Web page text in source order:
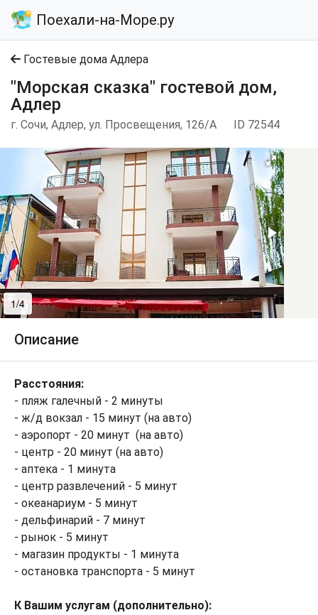
Поехали-на-Море.ру
Гостевые дома Адлера
"Морская сказка" гостевой дом,
Адлер
г. Сочи, Адлер, ул. Просвещения, 126/А ID 72544
1/4
Описание
Расстояния:
- пляж галечный - 2 минуты
- ж/д вокзал - 15 минут (на авто)
- аэропорт - 20 минут (на авто)
- центр - 20 минут (на авто)
- аптека - 1 минута
- центр развлечений - 5 минут
- океанариум - 5 минут
- дельфинарий - 7 минут
- рынок - 5 минут
- магазин продукты - 1 минута
- остановка транспорта - 5 минут
К Вашим услугам (дополнительно):